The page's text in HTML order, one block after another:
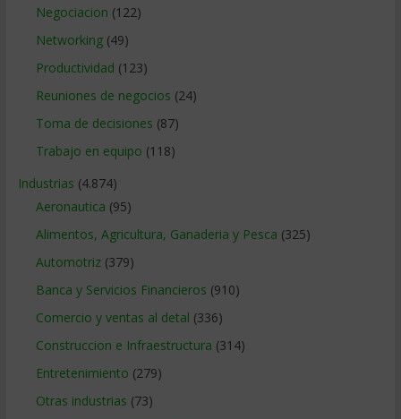
Negociacion (122)
Networking(49)
Productividad (123)
Reuniones de negocios (24)
Toma de decisiones (87)
Trabajo en equipo (118)
Industrias (4.874)
Aeronautica (95)
Alimentos, Agricultura, Ganaderia y Pesca (325)
Automotriz(379)
Banca y Servicios Financieros (910)
Comercio y ventas al detal (336)
Construccion e Infraestructura (314)
Entretenimiento (279)
Otras industrias (73)